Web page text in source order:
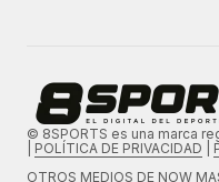
© 8SPORTS es una marca
POLÍTICA DE PRIVACIDAD
OTROS MEDIOS DE NOW